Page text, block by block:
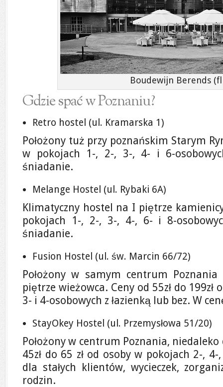
Boudewijn Berends
Gdzie spać w Poznaniu?
Retro hostel (ul. Kramarska 1)
Położony tuż przy poznańskim Starym
w pokojach 1-, 2-, 3-, 4- i 6-
śniadanie.
Melange Hostel (ul. Rybaki 6A)
Klimatyczny hostel na I piętrze
pokojach 1-, 2-, 3-, 4-, 6- i 8-
śniadanie.
Fusion Hostel (ul. św. Marcin 66/72)
Położony w samym centrum
piętrze wieżowca. Ceny od 55zł do 199zł
3- i 4-osobowych z łazienką lub bez. W
StayOkey Hostel (ul. Przemysłowa 51/20)
Położony w centrum Poznania, niedaleko
45zł do 65 zł od osoby w pokojach 2-,
dla stałych klientów, wycieczek,
rodzin.